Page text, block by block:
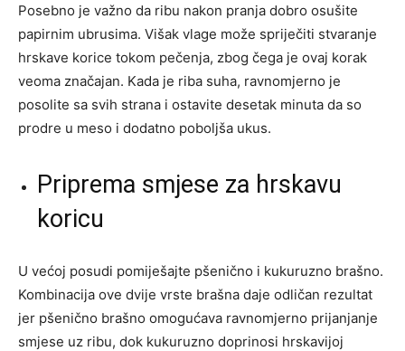
Posebno je važno da ribu nakon pranja dobro osušite
papirnim ubrusima. Višak vlage može spriječiti stvaranje
hrskave korice tokom pečenja, zbog čega je ovaj korak
veoma značajan. Kada je riba suha, ravnomjerno je
posolite sa svih strana i ostavite desetak minuta da so
prodre u meso i dodatno poboljša ukus.
Priprema smjese za hrskavu
koricu
U većoj posudi pomiješajte pšenično i kukuruzno brašno.
Kombinacija ove dvije vrste brašna daje odličan rezultat
jer pšenično brašno omogućava ravnomjerno prijanjanje
smjese uz ribu, dok kukuruzno doprinosi hrskavijoj